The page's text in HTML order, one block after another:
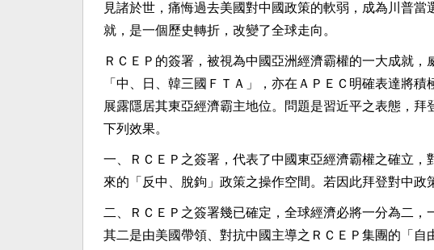
見諸於世，痛悔過去美國對中國政策的軟弱，成為川普
就，是一個歷史轉折，改變了全球走向。
ＲＣＥＰ的簽署，被視為中國亞洲經濟霸權的一大成就
「中、日、韓三國ＦＴＡ」，亦在ＡＰＥＣ明確表達將
展露隱居其東亞經濟霸主地位。問題是習近平之表態，
下列效果。
一、ＲＣＥＰ之簽署，代表了中國東亞經濟霸權之確立
來的「反中、脫鉤」政策之操作空間。若因此拜登對中政
二、ＲＣＥＰ之簽署幾已確定，全球經濟必將一分為二
其二是由美國帶領、對抗中國主導之ＲＣＥＰ集團的「自